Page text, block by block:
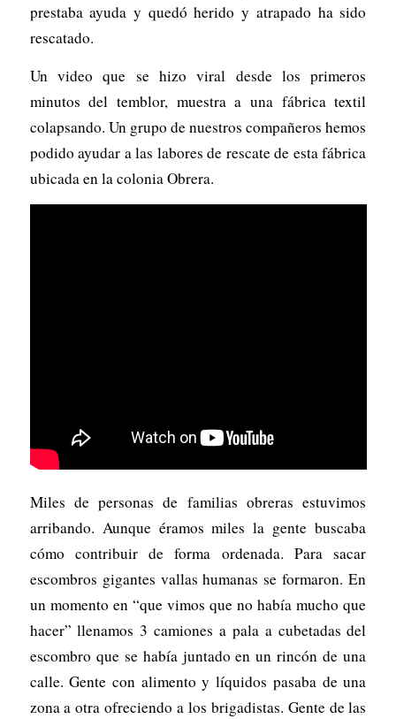
prestaba ayuda y quedó herido y atrapado ha sido
rescatado.
Un video que se hizo viral desde los primeros
minutos del temblor, muestra a una fábrica textil
colapsando. Un grupo de nuestros compañeros hemos
podido ayudar a las labores de rescate de esta fábrica
ubicada en la colonia Obrera.
Miles de personas de familias obreras estuvimos
arribando. Aunque éramos miles la gente buscaba
cómo contribuir de forma ordenada. Para sacar
escombros gigantes vallas humanas se formaron. En
un momento en “que vimos que no había mucho que
hacer” llenamos 3 camiones a pala a cubetadas del
escombro que se había juntado en un rincón de una
calle. Gente con alimento y líquidos pasaba de una
zona a otra ofreciendo a los brigadistas. Gente de las